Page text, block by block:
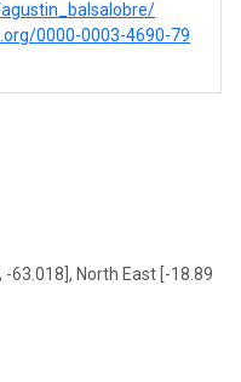
0000-0003-4690-79
63.018], North East [-18.896,